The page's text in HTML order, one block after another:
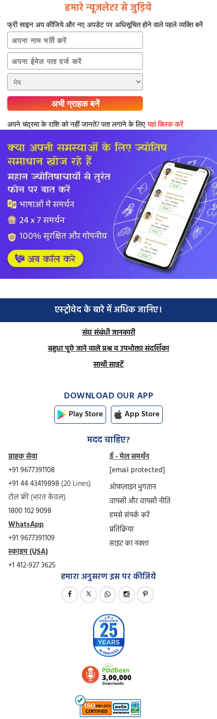
हमारे न्यूजलेटर से जुड़िये
फ्री साइन अप कीजिये और नए अपडेट पर अधिसूचित होने वाले पहले व्यक्ति बनें
अभी ग्राहक बनें
अपने चंद्रमा के राशि को नहीं जानते? पता लगाने के लिएयहां क्लिक करें
एस्ट्रोवेद के बारे में अधिक जानिए।
संघ संबंधी जानकारी
बहुधा पूछे जाने वाले प्रश्न व उपभोक्ता संदर्शिका
साथी साइटें
DOWNLOAD OUR APP
Play Store App Store
मदद चाहिए?
ग्राहक सेवा
+91 9677391108
+91 44 43419898 (20 Lines)
टोल फ्री (भारत केवल)
1800 102 9098
WhatsApp
+91 9677391109
स्काइप (USA)
+1 412-927 3625
ई - मेल समर्थन
[email protected]
ऑफ़लाइन भुगतान
वापसी और वापसी नीति
हमसे संपर्क करें
प्रतिक्रिया
साइट का नक्शा
हमारा अनुसरण इस पर कीजिये